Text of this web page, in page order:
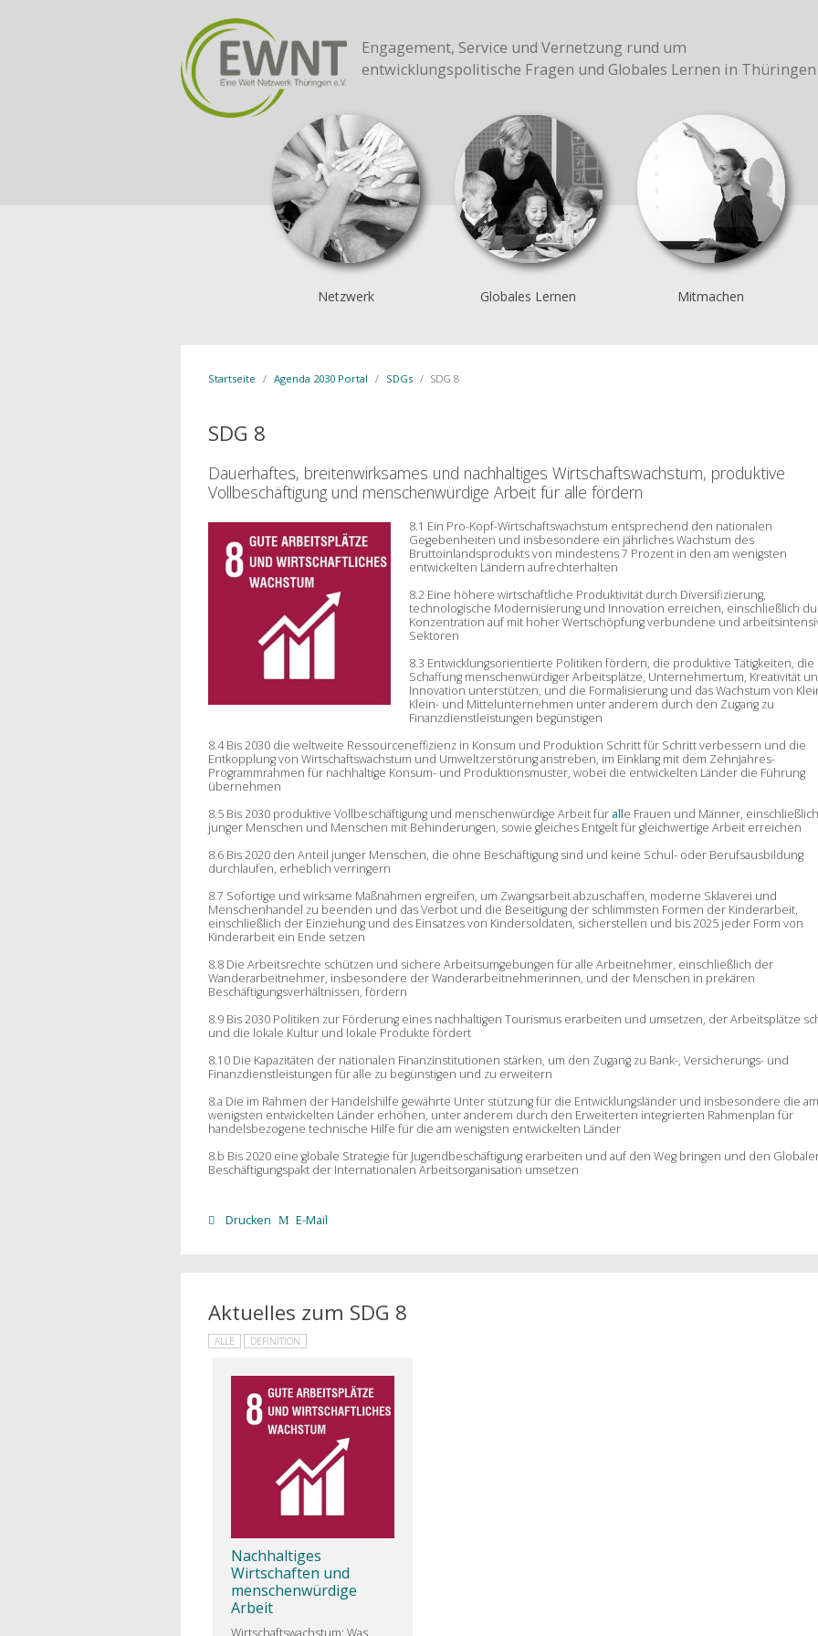
Engagement, Service und Vernetzung rund um
entwicklungspolitische Fragen und Globales Lernen in Thüringen
Netzwerk Globales Lernen Mitmachen
Startseite Agenda 2030 Portal SDGs SDG 8
SDG 8
Dauerhaftes, breitenwirksames und nachhaltiges Wirtschaftswachstum, produktive
Vollbeschäftigung und menschenwürdige Arbeit für alle fördern
8.1 Ein Pro-Kopf-Wirtschaftswachstum entsprechend den nationalen
Gegebenheiten und insbesondere ein jährliches Wachstum des
Bruttoinlandsprodukts von mindestens 7 Prozent in den am wenigsten
entwickelten Ländern aufrechterhalten
8.2 Eine höhere wirtschaftliche Produktivität durch Diversifizierung,
technologische Modernisierung und Innovation erreichen, einschließlich
Konzentration auf mit hoher Wertschöpfung verbundene und
Sektoren
8.3 Entwicklungsorientierte Politiken fördern, die produktive Tätigkeiten, die
Schaffung menschenwürdiger Arbeitsplätze, Unternehmertum, Kreativität
Innovation unterstützen, und die Formalisierung und das Wachstum von
Klein- und Mittelunternehmen unter anderem durch den Zugang zu
Finanzdienstleistungen begünstigen
8.4 Bis 2030 die weltweite Ressourceneffizienz in Konsum und Produktion Schritt für Schritt verbessern und die
Entkopplung von Wirtschaftswachstum und Umweltzerstörung anstreben, im Einklang mit dem Zehnjahres-
Programmrahmen für nachhaltige Konsum- und Produktionsmuster, wobei die entwickelten Länder die Führung
übernehmen
8.5 Bis 2030 produktive Vollbeschäftigung und menschenwürdige Arbeit für alle Frauen und Männer, einschließlich
junger Menschen und Menschen mit Behinderungen, sowie gleiches Entgelt für gleichwertige Arbeit erreichen
8.6 Bis 2020 den Anteil junger Menschen, die ohne Beschäftigung sind und keine Schul- oder Berufsausbildung
durchlaufen, erheblich verringern
8.7 Sofortige und wirksame Maßnahmen ergreifen, um Zwangsarbeit abzuschaffen, moderne Sklaverei und
Menschenhandel zu beenden und das Verbot und die Beseitigung der schlimmsten Formen der Kinderarbeit,
einschließlich der Einziehung und des Einsatzes von Kindersoldaten, sicherstellen und bis 2025 jeder Form von
Kinderarbeit ein Ende setzen
8.8 Die Arbeitsrechte schützen und sichere Arbeitsumgebungen für alle Arbeitnehmer, einschließlich der
Wanderarbeitnehmer, insbesondere der Wanderarbeitnehmerinnen, und der Menschen in prekären
Beschäftigungsverhältnissen, fördern
8.9 Bis 2030 Politiken zur Förderung eines nachhaltigen Tourismus erarbeiten und umsetzen, der Arbeitsplätze
und die lokale Kultur und lokale Produkte fördert
8.10 Die Kapazitäten der nationalen Finanzinstitutionen stärken, um den Zugang zu Bank-, Versicherungs- und
Finanzdienstleistungen für alle zu begünstigen und zu erweitern
8.a Die im Rahmen der Handelshilfe gewährte Unterstützung für die Entwicklungsländer und insbesondere die am
wenigsten entwickelten Länder erhöhen, unter anderem durch den Erweiterten integrierten Rahmenplan für
handelsbezogene technische Hilfe für die am wenigsten entwickelten Länder
8.b Bis 2020 eine globale Strategie für Jugendbeschäftigung erarbeiten und auf den Weg bringen und den
Beschäftigungspakt der Internationalen Arbeitsorganisation umsetzen
Drucken E-Mail
Aktuelles zum SDG 8
ALLE DEFINITION
Nachhaltiges
Wirtschaften und
menschenwürdige
Arbeit